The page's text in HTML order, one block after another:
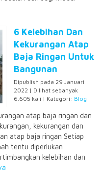
6 Kelebihan Dan
Kekurangan Atap
Baja Ringan Untuk
Bangunan
Dipublish pada 29 Januari
2022 | Dilihat sebanyak
6.605 kali | Kategori: Blog
atap baja ringan dan
kekurangan dan
atap baja ringan Setiap
tentu diperlukan
kelebihan dan